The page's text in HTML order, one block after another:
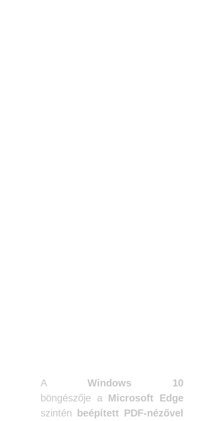
A Windows 10
böngészője a Microsoft Edge
szintén beépített PDF-nézővel